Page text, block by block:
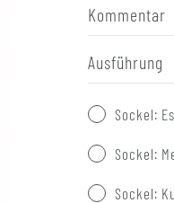
Kommentar
Ausführung
Sockel:
Sockel:
Sockel: